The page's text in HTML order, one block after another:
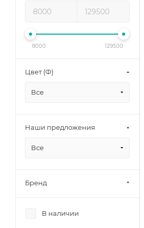
8000 129500
Цвет (Ф)
Все
Наши предложения
Все
Бренд
В наличии